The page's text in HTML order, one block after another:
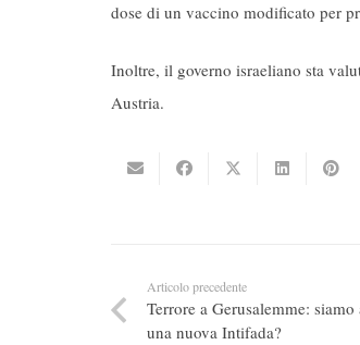
dose di un vaccino modificato per
Inoltre, il governo israeliano sta
Austria.
Articolo precedente
Terrore a Gerusalemme: siamo
una nuova Intifada?